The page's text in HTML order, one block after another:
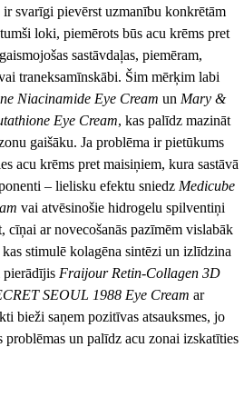
svarīgi pievērst uzmanību konkrētām
loki, piemērots būs acu krēms pret
sastāvdaļas, piemēram,
traneksamīnskābi. Šim mērķim labi
Niacinamide Eye Cream un Mary &
Eye Cream, kas palīdz mazināt
gaišāku. Ja problēma ir pietūkums
acu krēms pret maisiņiem, kura sastāvā
– lielisku efektu sniedz Medicube
vai atvēsinošie hidrogelu spilventiņi
cīņai ar novecošanās pazīmēm vislabāk
stimulē kolagēna sintēzi un izlīdzina
pierādījis Fraijour Retin-Collagen 3D
SEOUL 1988 Eye Cream ar
bieži saņem pozitīvas atsauksmes, jo
un palīdz acu zonai izskatīties